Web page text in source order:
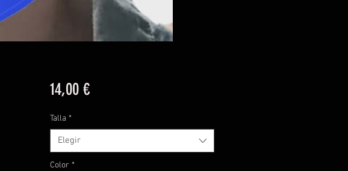
14,00 €Precio
Talla *
Elegir
Color *